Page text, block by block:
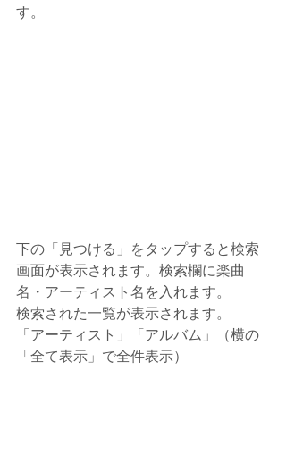
す。
下の「見つける」をタップすると検索
画面が表示されます。検索欄に楽曲
名・アーティスト名を入れます。
検索された一覧が表示されます。
「アーティスト」「アルバム」（横の
「全て表示」で全件表示）